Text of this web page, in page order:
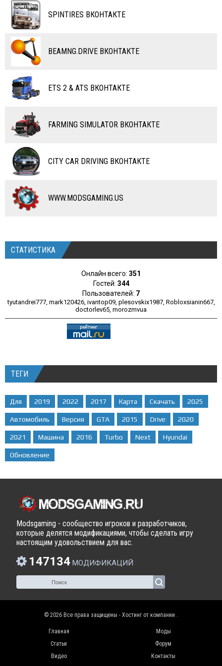
ТАНКИ
ПОЕЗДА
ВОДНЫЙ ТРАНСПОРТ
САМОЛЕТЫ
RC ТРАНСПОРТ
КАРТЫ
ЧИТЫ
ПРОГРАММЫ
РАЗНОЕ
КАРТЫ SPINTIRES ВКОНТАКТЕ
BEAMNG.DRIVE ВКОНТАКТЕ
ETS 2 & ATS ВКОНТАКТЕ
FARMING SIMULATOR ВКОНТАКТЕ
CITY CAR DRIVING ВКОНТАКТЕ
WWW.MODSGAMING.US
СТАТИСТИКА
Онлайн всего: 351
Гостей: 344
Пользователей: 7
tyutandrei777, mark120426, ivantop09, plesovskix1987, Robloxsianin667,
doctorlev65, morozmvua
ТЕГИ
Для 2019 2022 2017 Карта Скачать 2025
Автомобиль Версия GTA 2015 Drive 2020
2021 Машина 2016 Turbo Next Hyundai
Обновление
Modsgaming - сообщество игроков и разработчиков,
которые делятся модификациями, чтобы сделать игру
настоящим удовольствием для вас.
147134 МОДИФИКАЦИЙ
© 2026 Все права защищены - Хостинг от компании .
Главная
Моды
Статьи
Форум
Видео
Контакты